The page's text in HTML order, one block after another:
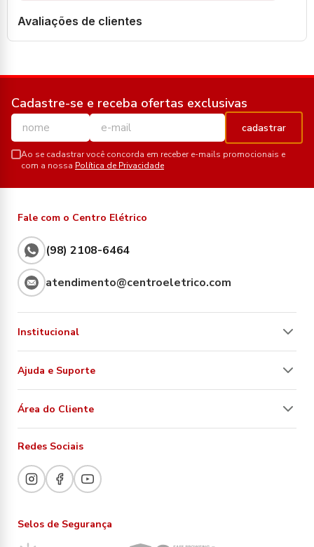
Avaliações de clientes
Cadastre-se e receba ofertas exclusivas
cadastrar
Ao se cadastrar você concorda em receber e-mails promocionais e
com a nossa Política de Privacidade
Fale com o Centro Elétrico
(98) 2108-6464
atendimento@centroeletrico.com
Institucional
Ajuda e Suporte
Área do Cliente
Redes Sociais
Selos de Segurança